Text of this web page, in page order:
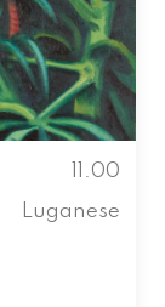
11.00
Luganese